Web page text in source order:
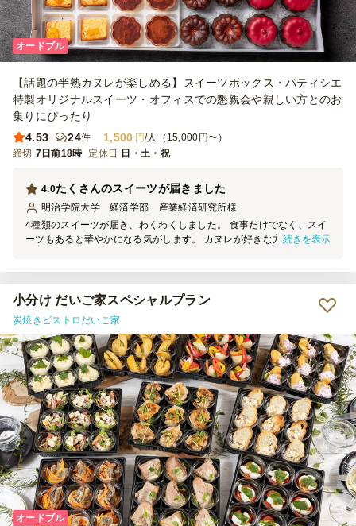
オードブル
【話題の半熟カヌレが楽しめる】スイーツボックス・パティシエ
特製オリジナルスイーツ・オフィスでの懇親会や親しい方とのお
集りにぴったり
4.53
24件 1,500 円/人（15,000円〜）
締切 7日前18時 定休日 日・土・祝
たくさんのスイーツが届きました
4.0
明治学院大学 経済学部 産業経済研究所様
4種類のスイーツが届き、わくわくしました。 食事だけでなく、スイ
ーツもあると華やかになる気がします。 カヌレが好きな方がいまし
続きを表示
小分け だいご家スペシャルプラン
炭焼きビストロだいご家
オードブル